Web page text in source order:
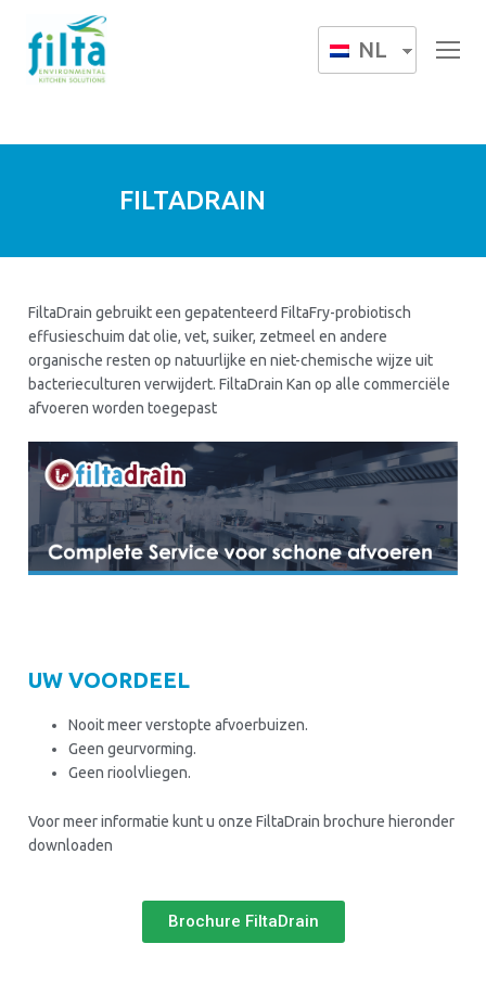
NL
FILTADRAIN
FiltaDrain gebruikt een gepatenteerd FiltaFry-probiotisch
effusieschuim dat olie, vet, suiker, zetmeel en andere
organische resten op natuurlijke en niet-chemische wijze uit
bacterieculturen verwijdert. FiltaDrain Kan op alle commerciële
afvoeren worden toegepast
UW VOORDEEL
Nooit meer verstopte afvoerbuizen.
Geen geurvorming.
Geen rioolvliegen.
Voor meer informatie kunt u onze FiltaDrain brochure hieronder
downloaden
Brochure FiltaDrain